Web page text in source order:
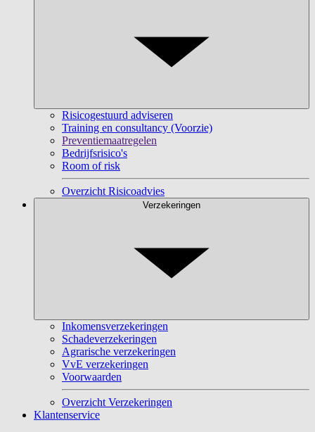
Risicogestuurd adviseren
Training en consultancy (Voorzie)
Preventiemaatregelen
Bedrijfsrisico's
Room of risk
Overzicht Risicoadvies
Verzekeringen
Inkomensverzekeringen
Schadeverzekeringen
Agrarische verzekeringen
VvE verzekeringen
Voorwaarden
Overzicht Verzekeringen
Klantenservice